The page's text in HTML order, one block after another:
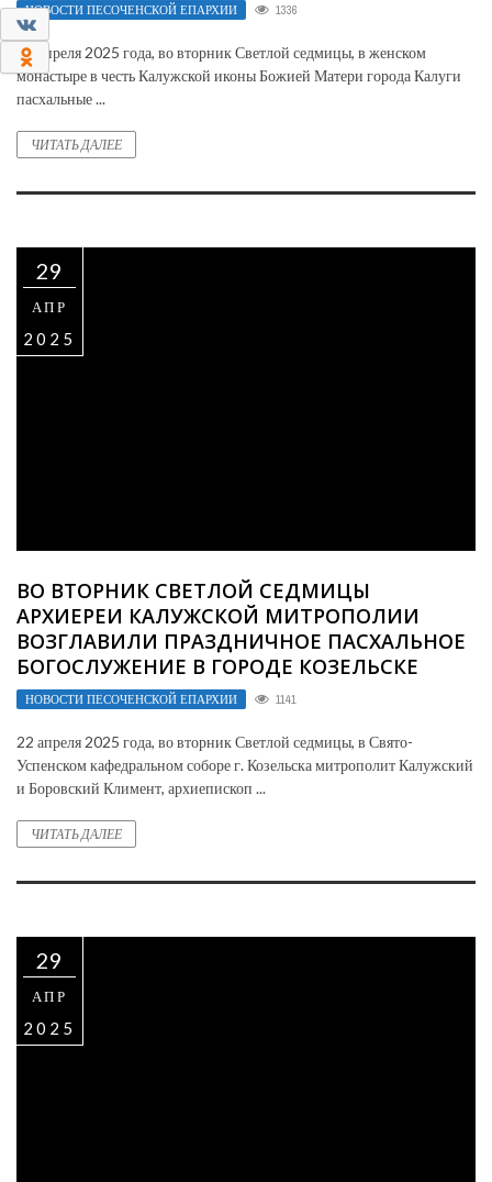
0
0
НОВОСТИ ПЕСОЧЕНСКОЙ ЕПАРХИИ 1336
22 апреля 2025 года, во вторник Светлой седмицы, в женском
монастыре в честь Калужской иконы Божией Матери города Калуги
пасхальные ...
ЧИТАТЬ ДАЛЕЕ
29
АПР
2025
ВО ВТОРНИК СВЕТЛОЙ СЕДМИЦЫ
АРХИЕРЕИ КАЛУЖСКОЙ МИТРОПОЛИИ
ВОЗГЛАВИЛИ ПРАЗДНИЧНОЕ ПАСХАЛЬНОЕ
БОГОСЛУЖЕНИЕ В ГОРОДЕ КОЗЕЛЬСКЕ
НОВОСТИ ПЕСОЧЕНСКОЙ ЕПАРХИИ 1141
22 апреля 2025 года, во вторник Светлой седмицы, в Свято-
Успенском кафедральном соборе г. Козельска митрополит Калужский
и Боровский Климент, архиепископ ...
ЧИТАТЬ ДАЛЕЕ
29
АПР
2025